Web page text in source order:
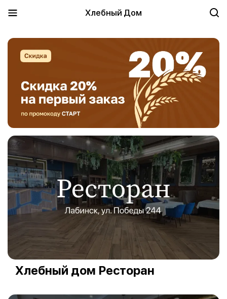
Хлебный Дом
Хлебный дом Ресторан